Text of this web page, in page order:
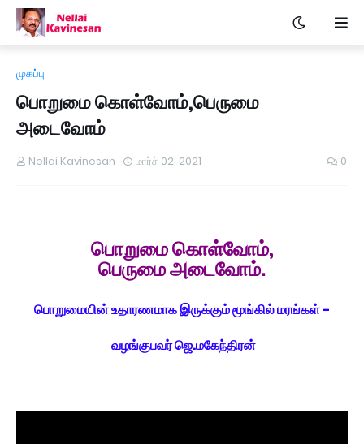
முகப்பு
பொறுமை கொள்வோம்,பெருமை
அடைவோம்
Nellai Kavinesan மார்ச் 02, 2021 0
பொறுமை கொள்வோம்,
பெருமை அடைவோம்.
பொறுமையின் உதாரணமாக இருக்கும் மூங்கில் மரங்கள் -
வழங்குபவர் ஜெ.மகேந்திரன்